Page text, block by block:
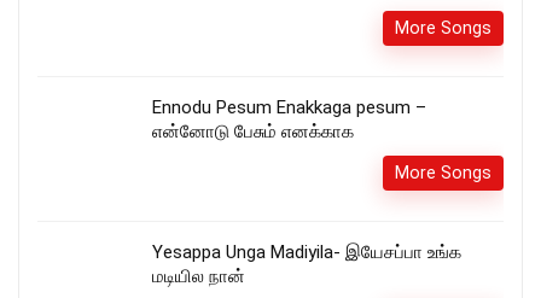
More Songs
Ennodu Pesum Enakkaga pesum –
என்னோடு பேசும் எனக்காக
More Songs
Yesappa Unga Madiyila- இயேசப்பா உங்க
மடியில நான்